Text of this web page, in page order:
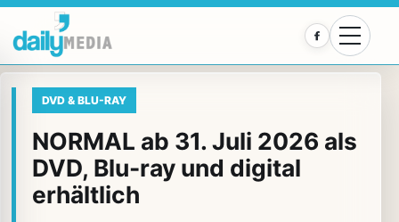
Facebook
DVD & BLU-RAY
NORMAL ab 31. Juli 2026 als
DVD, Blu-ray und digital
erhältlich